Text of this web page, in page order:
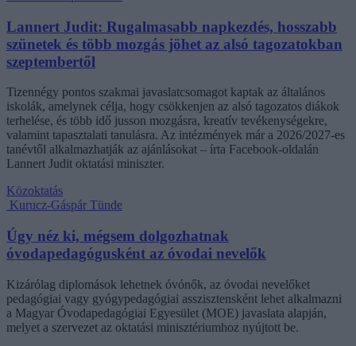
Lannert Judit: Rugalmasabb napkezdés, hosszabb
szünetek és több mozgás jöhet az alsó tagozatokban
szeptembertől
Tizennégy pontos szakmai javaslatcsomagot kaptak az általános
iskolák, amelynek célja, hogy csökkenjen az alsó tagozatos diákok
terhelése, és több idő jusson mozgásra, kreatív tevékenységekre,
valamint tapasztalati tanulásra. Az intézmények már a 2026/2027-es
tanévtől alkalmazhatják az ajánlásokat – írta Facebook-oldalán
Lannert Judit oktatási miniszter.
Közoktatás
Kurucz-Gáspár Tünde
Úgy néz ki, mégsem dolgozhatnak
óvodapedagógusként az óvodai nevelők
Kizárólag diplomások lehetnek óvónők, az óvodai nevelőket
pedagógiai vagy gyógypedagógiai asszisztensként lehet alkalmazni
a Magyar Óvodapedagógiai Egyesület (MOE) javaslata alapján,
melyet a szervezet az oktatási minisztériumhoz nyújtott be.